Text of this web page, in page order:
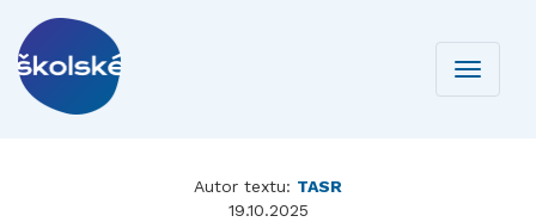
Toggle
Autor textu: TASR
19.10.2025